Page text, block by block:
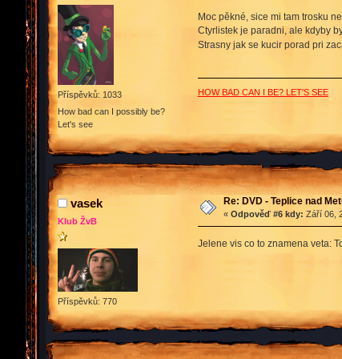
Příspěvků: 1033
How bad can I possibly be?
Let's see
Moc pěkné, sice mi tam trosku
Ctyrlistek je paradni, ale kdyby
Strasny jak se kucir porad pri
HOW BAD CAN I BE? LET'S SEE
vasek
Klub ŽvB
Příspěvků: 770
Re: DVD - Teplice nad
« Odpověď #6 kdy: Září 06,
Jelene vis co to znamena veta: